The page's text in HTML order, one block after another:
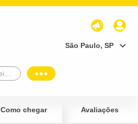
São Paulo, SP
Como chegar Avaliações